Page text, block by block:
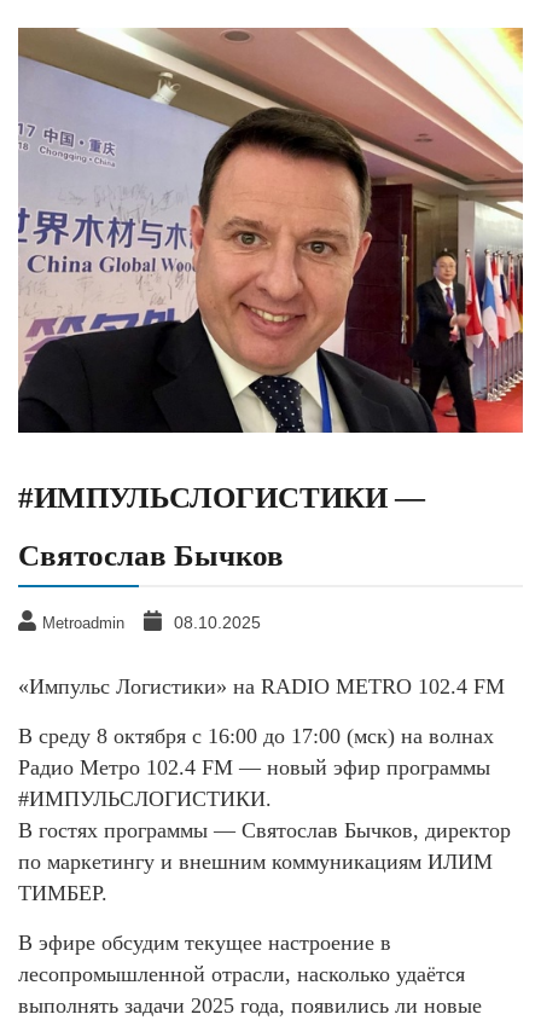
#ИМПУЛЬСЛОГИСТИКИ —
Святослав Бычков
Metroadmin 08.10.2025
«Импульс Логистики» на RADIO METRO 102.4 FM
В среду 8 октября с 16:00 до 17:00 (мск) на волнах
Радио Метро 102.4 FM — новый эфир программы
#ИМПУЛЬСЛОГИСТИКИ.
В гостях программы — Святослав Бычков, директор
по маркетингу и внешним коммуникациям ИЛИМ
ТИМБЕР.
В эфире обсудим текущее настроение в
лесопромышленной отрасли, насколько удаётся
выполнять задачи 2025 года, появились ли новые